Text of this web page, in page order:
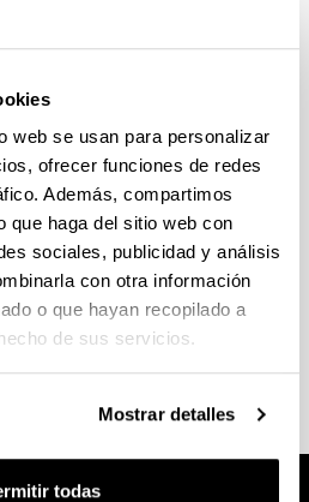
web se usan para personalizar
ofrecer funciones de redes
Además, compartimos
que haga del sitio web con
sociales, publicidad y análisis
con otra información
o que hayan recopilado a
de sus servicios.
Mostrar detalles
todas
extracurriculares en
públicas y privadas, como
deberás superar el
tu grado. Las prácticas son
por profesorado de la
por un máximo de
optativo.
externas voluntarias
de Letras.